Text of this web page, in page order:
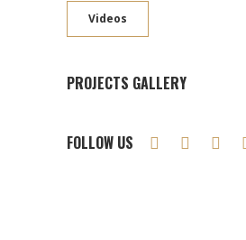
Videos
PROJECTS GALLERY
FOLLOW US